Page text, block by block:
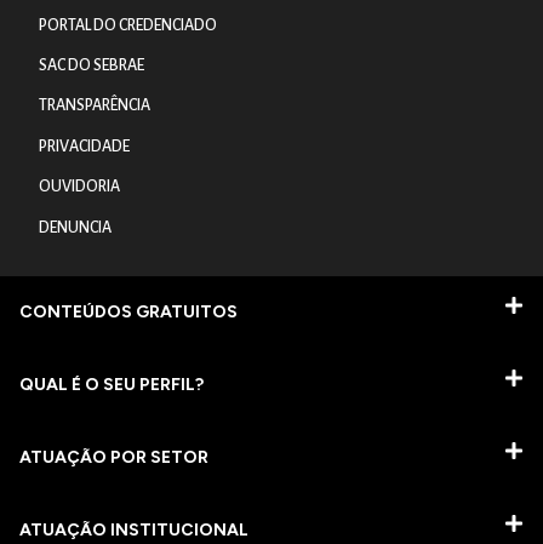
PORTAL DO CREDENCIADO
SAC DO SEBRAE
TRANSPARÊNCIA
PRIVACIDADE
OUVIDORIA
DENUNCIA
CONTEÚDOS GRATUITOS
QUAL É O SEU PERFIL?
ATUAÇÃO POR SETOR
ATUAÇÃO INSTITUCIONAL